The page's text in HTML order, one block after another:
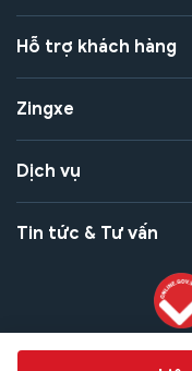
Hỗ trợ khách hàng
Zingxe
Dịch vụ
Tin tức & Tư vấn